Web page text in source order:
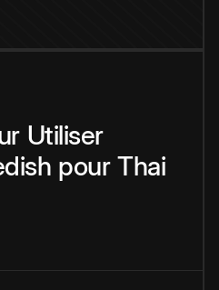
Utiliser
pour Thai